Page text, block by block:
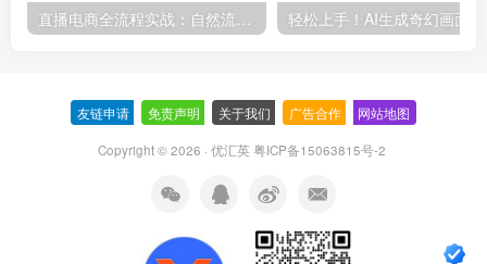
直播电商全流程实战：自然流三板斧+付费投放优化,多平台起号与GMV提升指南
友链申请 免责声明 关于我们 广告合作 网站地图
Copyright © 2026 · 优汇英粤ICP备15063815号-2